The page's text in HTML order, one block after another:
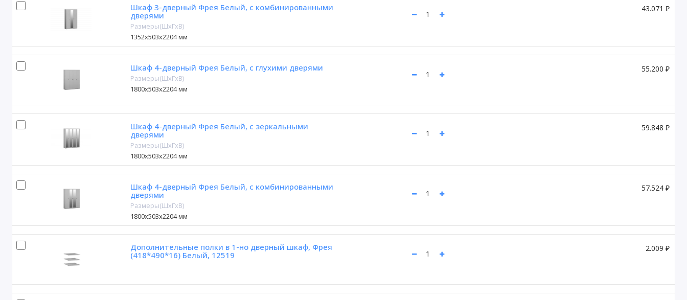
Шкаф 3-дверный Фрея Белый, с комбинированными
дверями
Размеры(ШxГxВ)
1352х503х2204 мм
43.071 ₽
Шкаф 4-дверный Фрея Белый, с глухими дверями
Размеры(ШxГxВ)
1800х503х2204 мм
55.200 ₽
Шкаф 4-дверный Фрея Белый, с зеркальными
дверями
Размеры(ШxГxВ)
1800х503х2204 мм
59.848 ₽
Шкаф 4-дверный Фрея Белый, с комбинированными
дверями
Размеры(ШxГxВ)
1800х503х2204 мм
57.524 ₽
Дополнительные полки в 1-но дверный шкаф, Фрея
(418*490*16) Белый, 12519
2.009 ₽